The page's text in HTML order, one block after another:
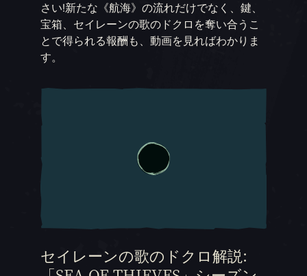
さい!新たな《航海》の流れだけでなく、鍵、
宝箱、セイレーンの歌のドクロを奪い合うこ
とで得られる報酬も、動画を見ればわかりま
す。
セイレーンの歌のドクロ解説: